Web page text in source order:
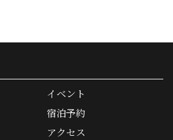
イベント
宿泊予約
アクセス